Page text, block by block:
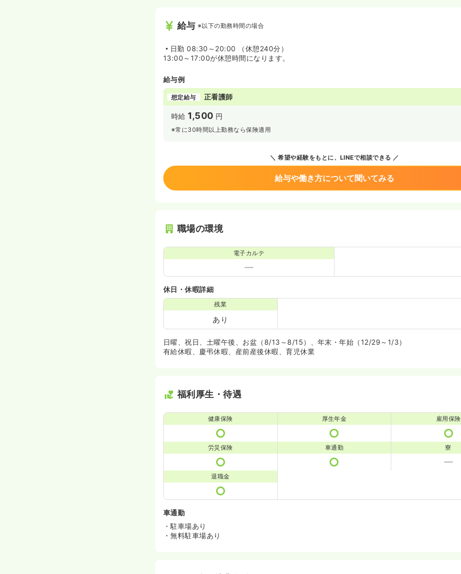
給与 ※以下の勤務時間の場合
日勤 08:30～20:00 （休憩240分）
13:00～17:00が休憩時間になります。
給与例
想定給与 正看護師
時給 1,500 円
※常に30時間以上勤務なら保険適用
希望や経験をもとに、LINEで相談できる
給与や働き方について聞いてみる
職場の環境
電子カルテ
休日・休暇詳細
残業
あり
日曜、祝日、土曜午後、お盆（8/13～8/15）、年末・年始（12/29～1/3）
有給休暇、慶弔休暇、産前産後休暇、育児休業
福利厚生・待遇
健康保険 厚生年金 雇用保険
労災保険 車通勤 寮
退職金
車通勤
・駐車場あり
・無料駐車場あり